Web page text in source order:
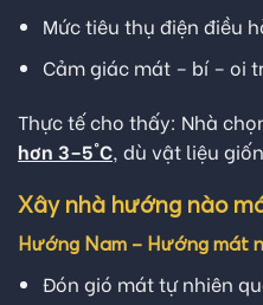
Mức tiêu thụ điện điều
Cảm giác mát – bí – oi
Thực tế cho thấy: Nhà
hơn 3–5°C, dù vật liệu
Xây nhà hướng nào
Hướng Nam – Hướng mát
Đón gió mát tự nhiên